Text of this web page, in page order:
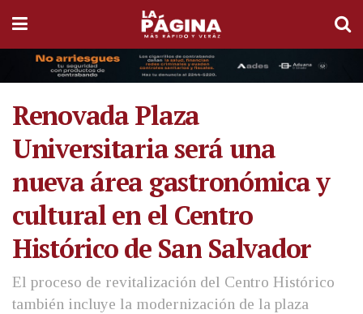
Renovada Plaza
Universitaria será una
nueva área gastronómica y
cultural en el Centro
Histórico de San Salvador
El proceso de revitalización del Centro Histórico
también incluye la modernización de la plaza